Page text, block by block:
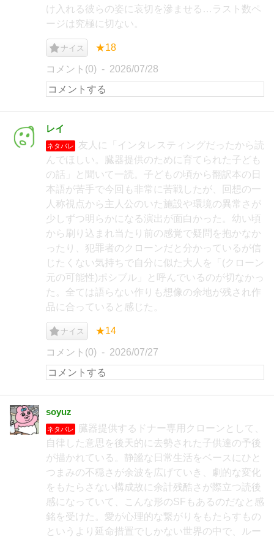
け入れる彼らの姿に哀切を滲ませる…ラスト数ペ
ージは究極に切ない。
ナイス ★18
コメント(0) 2026/07/28
レイ
ネタバレ
友人に「インタレスティングだったから読
んでほしい。臓器提供のために育てられた子ども
の話」と聞いて一読。子どもの頃から翻訳本の日
本語が苦手で今回も非常に苦戦したが、回想の一
人称視点から主人公のいた施設や環境の異常さが
少しずつ明らかになる演出が面白かった。幼い頃
から刷り込まれ当たり前の感覚で疑問を抱かなか
ったり、犯罪者のクローンだと分かっているが信
じたくない気持ちで自分に似た大人を「(クローン
元の可能性)ポシブル」と呼んでいるのが切なかっ
た。全ては語らない作りも想像の余地が残され作
品に合っていると感じた。
ナイス ★14
コメント(0) 2026/07/27
soyuz
ネタバレ
臓器提供するドナー専用クローンとして、
自律した意思を後天的に去勢された子供達の予後
が描かれている。静謐な日常生活をベースにひと
つまみの不穏さが余波を広げていき、劇的な変化
をもたらさない構成故に余計残酷さが際立つ読後
感になっていて、こんな形のSFもあるのだなと感
銘を受けた。愛が心理的な繋がりをもたらすもの
というより延命措置でしかない世界の中で、ルー